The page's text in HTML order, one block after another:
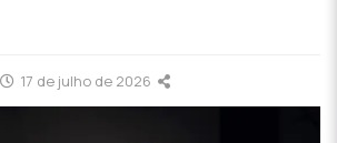
17 de julho de 2026